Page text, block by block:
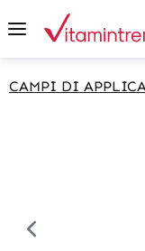
content
CAMPI DI